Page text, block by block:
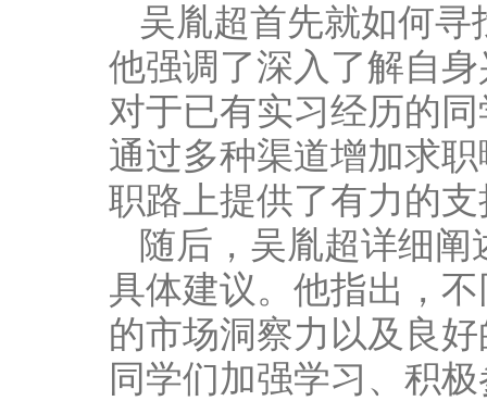
吴胤超首先就如何
他强调了深入了解自
对于已有实习经历的
通过多种渠道增加求
职路上提供了有力的
随后，吴胤超详细
具体建议。他指出，
的市场洞察力以及良
同学们加强学习、积